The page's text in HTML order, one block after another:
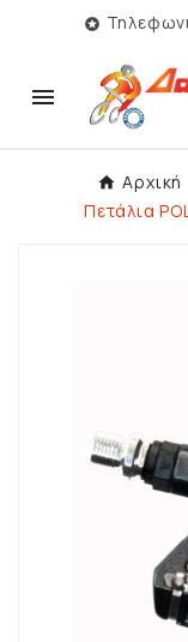


Αρχική
Πετάλια